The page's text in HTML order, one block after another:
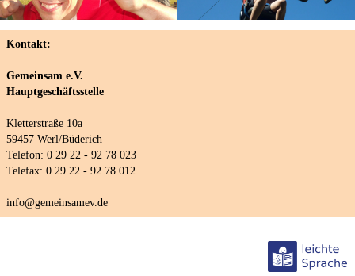
Kontakt:
Gemeinsam e.V.
Hauptgeschäftsstelle
Kletterstraße 10a
59457 Werl/Büderich
Telefon: 0 29 22 - 92 78 023
Telefax: 0 29 22 - 92 78 012
info@gemeinsamev.de